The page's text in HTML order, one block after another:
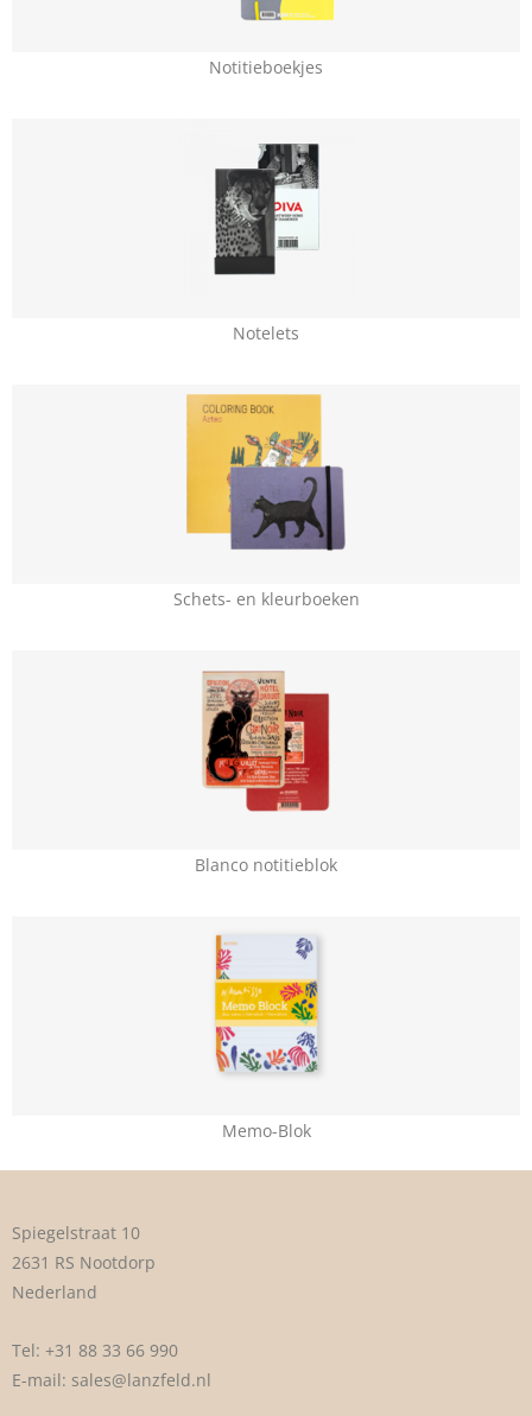
Notitieboekjes
Notelets
Schets- en kleurboeken
Blanco notitieblok
Memo-Blok
Spiegelstraat 10
2631 RS Nootdorp
Nederland
Tel: +31 88 33 66 990
E-mail: sales@lanzfeld.nl